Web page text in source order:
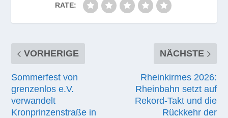
RATE:
VORHERIGE
Sommerfest von
grenzenlos e.V.
verwandelt
Kronprinzenstraße in
NÄCHSTE
Rheinkirmes 2026:
Rheinbahn setzt auf
Rekord-Takt und die
Rückkehr der